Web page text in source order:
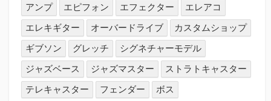
アンプ
エピフォン エフェクター
エレアコ
エレキギター
オーバードライブ
カスタムショップ
ギブソン
グレッチ
シグネチャーモデル
ジャズベース
ジャズマスター
ストラトキャスター
テレキャスター
フェンダー
ボス